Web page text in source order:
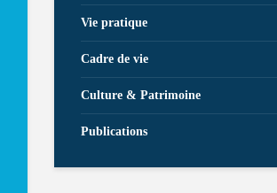
Vie pratique
Cadre de vie
Culture & Patrimoine
Publications